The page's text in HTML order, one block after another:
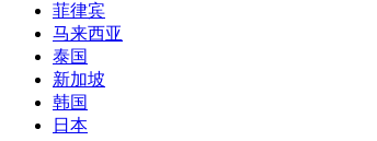
菲律宾
马来西亚
泰国
新加坡
韩国
日本